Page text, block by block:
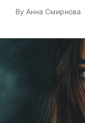
Posted
By Анна Смирнова